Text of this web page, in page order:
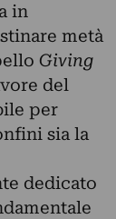
in
metà
Giving
del
per
sia la
dedicato